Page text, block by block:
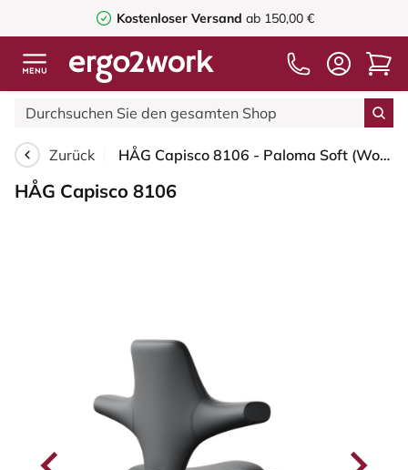
Kostenloser Versand ab 150,00 €
Zurück HÅG Capisco 8106 - Paloma Soft (Wollsdorf) - Semi-Anilinleder - ATG55206 - Grey - Schwarz - 200 mm (Sitzhöhe 46-64cm) - Harte Rollen für weiche Böden
HÅG Capisco 8106